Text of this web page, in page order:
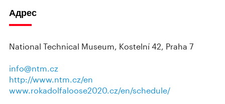
Адрес
National Technical Museum, Kostelní 42, Praha 7
info@ntm.cz
http://www.ntm.cz/en
www.rokadolfaloose2020.cz/en/schedule/